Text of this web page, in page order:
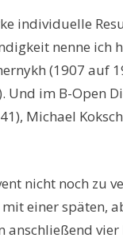
individuelle
nenne ich
(1907 auf
im B-Open
Michael
nicht noch zu
einer späten,
anschließend